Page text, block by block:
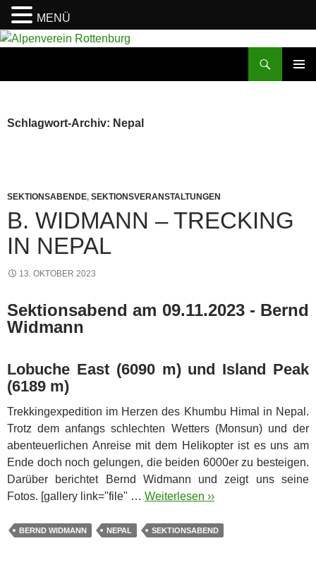
Zum
Schlagwort-Archiv: Nepal
SEKTIONSABENDE, SEKTIONSVERANSTALTUNGEN
B. WIDMANN – TRECKING
IN NEPAL
13. OKTOBER 2023
Sektionsabend am 09.11.2023 - Bernd
Widmann
Lobuche East (6090 m) und Island Peak
(6189 m)
Trekkingexpedition im Herzen des Khumbu Himal in Nepal.
Trotz dem anfangs schlechten Wetters (Monsun) und der
abenteuerlichen Anreise mit dem Helikopter ist es uns am
Ende doch noch gelungen, die beiden 6000er zu besteigen.
Darüber berichtet Bernd Widmann und zeigt uns seine
Fotos. [gallery link="file" … Weiterlesen ››
BERND WIDMANN NEPAL SEKTIONSABEND
MENÜ